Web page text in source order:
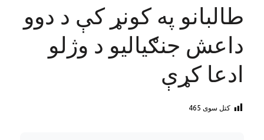
طالبانو په کونړ کې د دوو
داعش جنګیالیو د وژلو
ادعا کړې
کتل سوی 465